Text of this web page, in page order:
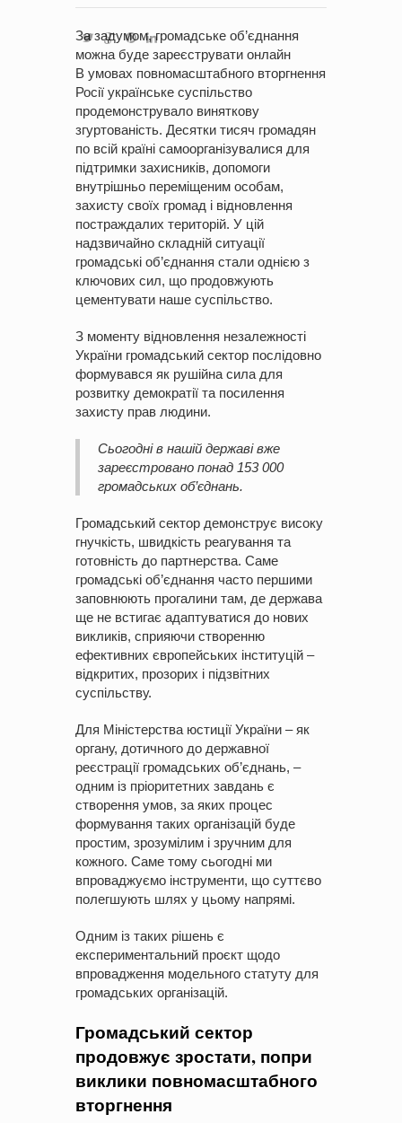
За задумом, громадське об’єднання
можна буде зареєструвати онлайн
В умовах повномасштабного вторгнення
Росії українське суспільство
продемонструвало виняткову
згуртованість. Десятки тисяч громадян
по всій країні самоорганізувалися для
підтримки захисників, допомоги
внутрішньо переміщеним особам,
захисту своїх громад і відновлення
постраждалих територій. У цій
надзвичайно складній ситуації
громадські об’єднання стали однією з
ключових сил, що продовжують
цементувати наше суспільство.
З моменту відновлення незалежності
України громадський сектор послідовно
формувався як рушійна сила для
розвитку демократії та посилення
захисту прав людини.
Сьогодні в нашій державі вже
зареєстровано понад 153 000
громадських об’єднань.
Громадський сектор демонструє високу
гнучкість, швидкість реагування та
готовність до партнерства. Саме
громадські об’єднання часто першими
заповнюють прогалини там, де держава
ще не встигає адаптуватися до нових
викликів, сприяючи створенню
ефективних європейських інституцій –
відкритих, прозорих і підзвітних
суспільству.
Для Міністерства юстиції України – як
органу, дотичного до державної
реєстрації громадських об’єднань, –
одним із пріоритетних завдань є
створення умов, за яких процес
формування таких організацій буде
простим, зрозумілим і зручним для
кожного. Саме тому сьогодні ми
впроваджуємо інструменти, що суттєво
полегшують шлях у цьому напрямі.
Одним із таких рішень є
експериментальний проєкт щодо
впровадження модельного статуту для
громадських організацій.
Громадський сектор
продовжує зростати, попри
виклики повномасштабного
вторгнення